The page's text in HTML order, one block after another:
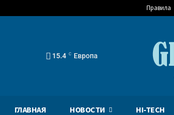
Правила
15.4 C Европа
ГЛАВНАЯ НОВОСТИ HI-TECH